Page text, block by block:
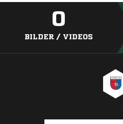
0
BILDER / VIDEOS